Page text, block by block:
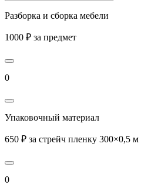
Разборка и сборка мебели
1000 ₽ за предмет
0
Упаковочный материал
650 ₽ за стрейч пленку 300×0,5 м
0